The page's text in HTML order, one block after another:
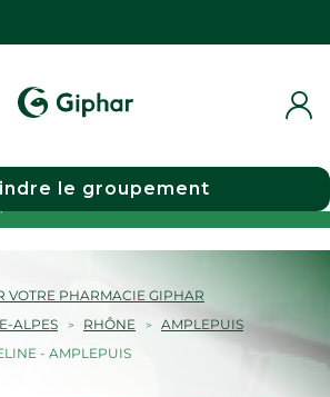
le groupement
VOTRE PHARMACIE GIPHAR
ALPES
RHÔNE
AMPLEPUIS
- AMPLEPUIS